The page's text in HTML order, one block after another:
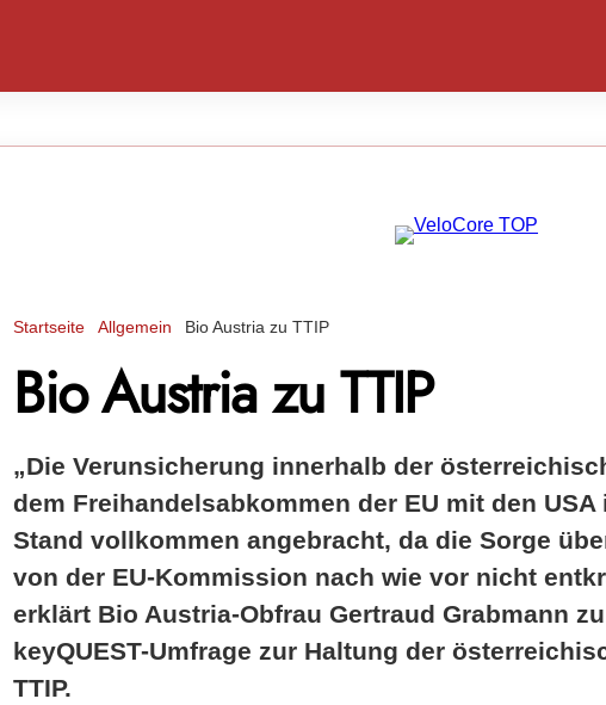
Startseite Allgemein Bio Austria zu TTIP
Bio Austria zu TTIP
„Die Verunsicherung innerhalb der
dem Freihandelsabkommen der EU mit den
Stand vollkommen angebracht, da die Sorge
von der EU-Kommission nach wie vor nicht
erklärt Bio Austria-Obfrau Gertraud Grabmann
keyQUEST-Umfrage zur Haltung der
TTIP.